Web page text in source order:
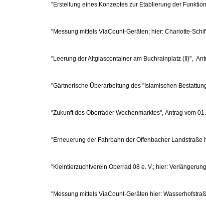
"Erstellung eines Konzeptes zur Etablierung der
"Messung mittels ViaCount-Geräten; hier: Charlotte-
"Leerung der Altglascontainer am Buchrainplatz (II)",
"Gärtnerische Überarbeitung des "Islamischen
"Zukunft des Oberräder Wochenmarktes", Antrag vom
"Erneuerung der Fahrbahn der Offenbacher
"Kleintierzuchtverein Oberrad 08 e. V.; hier:
"Messung mittels ViaCount-Geräten hier: